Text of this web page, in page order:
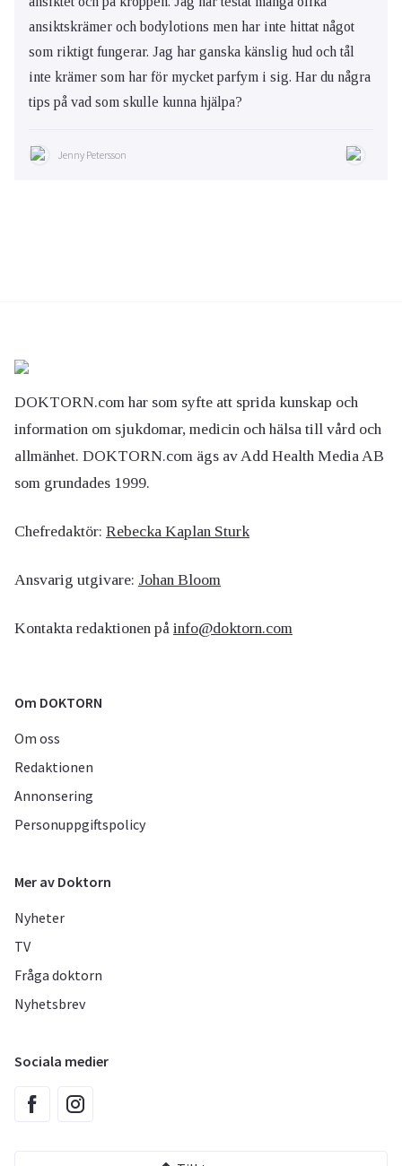
ansiktskrämer och bodylotions men har inte hittat något
som riktigt fungerar. Jag har ganska känslig hud och tål
inte krämer som har för mycket parfym i sig. Har du några
tips på vad som skulle kunna hjälpa?
Jenny Petersson
DOKTORN.com har som syfte att sprida kunskap och
information om sjukdomar, medicin och hälsa till vård och
allmänhet. DOKTORN.com ägs av Add Health Media AB
som grundades 1999.
Chefredaktör: Rebecka Kaplan Sturk
Ansvarig utgivare: Johan Bloom
Kontakta redaktionen på info@doktorn.com
Om DOKTORN
Om oss
Redaktionen
Annonsering
Personuppgiftspolicy
Mer av Doktorn
Nyheter
TV
Fråga doktorn
Nyhetsbrev
Sociala medier